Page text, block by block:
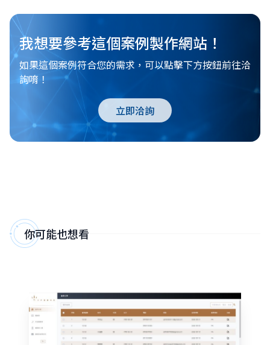
我想要參考這個案例製作網站！
如果這個案例符合您的需求，可以點擊下方按鈕前往洽
詢唷！
立即洽詢
你可能也想看